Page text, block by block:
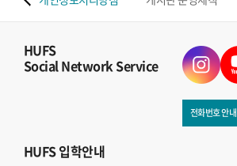
HUFS
Social Network Service
전화번호 안내
HUFS입학안내